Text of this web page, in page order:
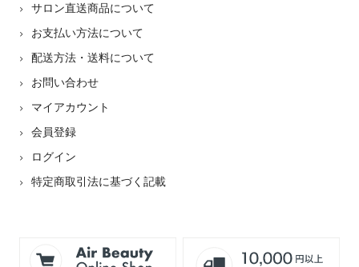
サロン直送商品について
お支払い方法について
配送方法・送料について
お問い合わせ
マイアカウント
会員登録
ログイン
特定商取引法に基づく記載